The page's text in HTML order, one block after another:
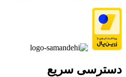
دسترسی سریع